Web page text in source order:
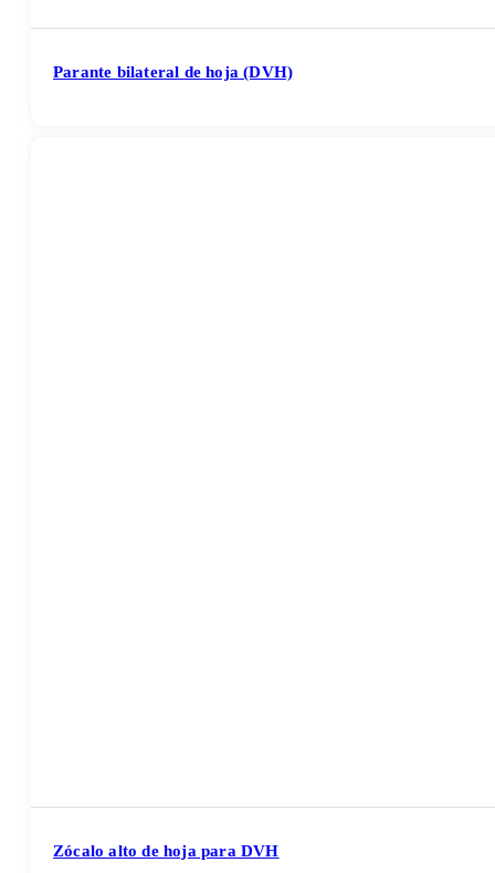
Parante bilateral de hoja (DVH)
Zócalo alto de hoja para DVH